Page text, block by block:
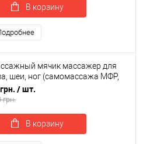
В корзину
мячик массажер для
шеи, ног (самомассажа МФР,
релиза) OSPORT
(OF-0196-H)
/ шт.
грн.
В корзину